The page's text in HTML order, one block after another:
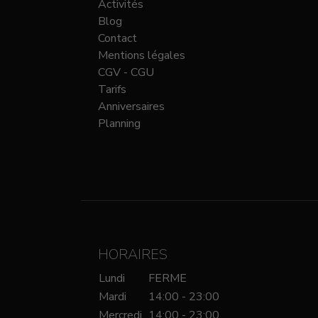
Activités
Blog
Contact
Mentions légales
CGV - CGU
Tarifs
Anniversaires
Planning
HORAIRES
Lundi
FERME
Mardi
14:00 - 23:00